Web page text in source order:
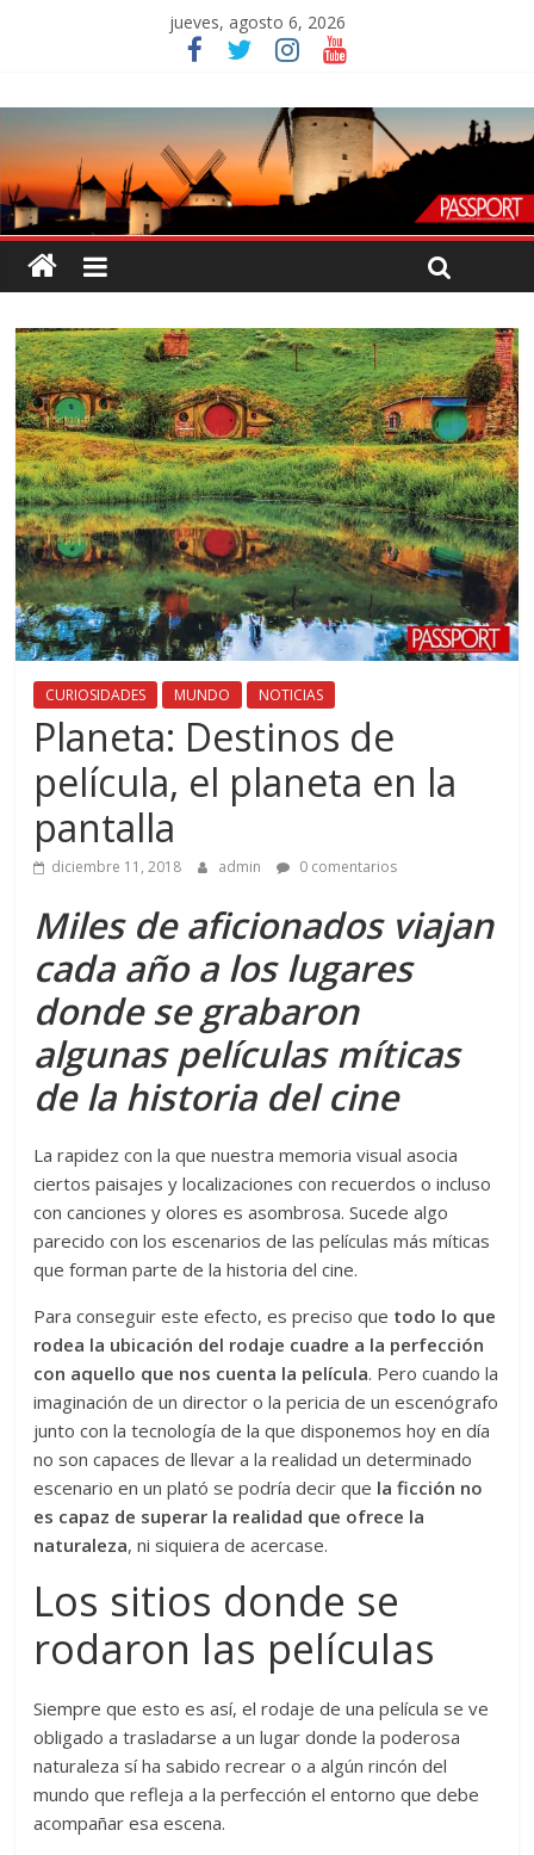
jueves, agosto 6, 2026
CURIOSIDADES MUNDO NOTICIAS
Planeta: Destinos de
película, el planeta en la
pantalla
diciembre 11, 2018 admin 0 comentarios
Miles de aficionados viajan
cada año a los lugares
donde se grabaron
algunas películas míticas
de la historia del cine
La rapidez con la que nuestra memoria visual asocia
ciertos paisajes y localizaciones con recuerdos o incluso
con canciones y olores es asombrosa. Sucede algo
parecido con los escenarios de las películas más míticas
que forman parte de la historia del cine.
Para conseguir este efecto, es preciso que todo lo que
rodea la ubicación del rodaje cuadre a la perfección
con aquello que nos cuenta la película. Pero cuando la
imaginación de un director o la pericia de un escenógrafo
junto con la tecnología de la que disponemos hoy en día
no son capaces de llevar a la realidad un determinado
escenario en un plató se podría decir que la ficción no
es capaz de superar la realidad que ofrece la
naturaleza, ni siquiera de acercase.
Los sitios donde se
rodaron las películas
Siempre que esto es así, el rodaje de una película se ve
obligado a trasladarse a un lugar donde la poderosa
naturaleza sí ha sabido recrear o a algún rincón del
mundo que refleja a la perfección el entorno que debe
acompañar esa escena.